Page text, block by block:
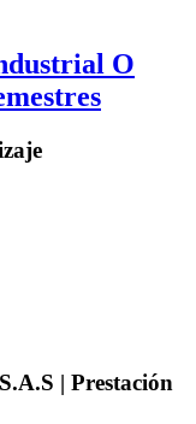
O
| Prestación